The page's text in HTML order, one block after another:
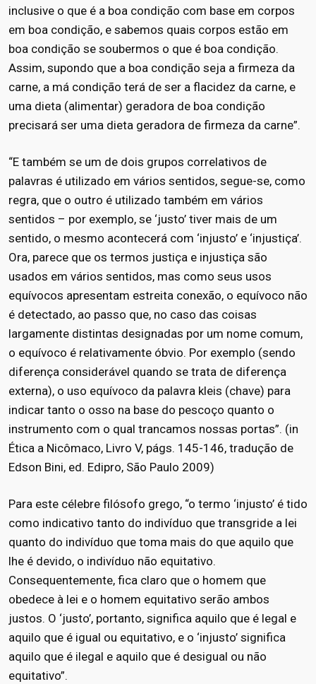
inclusive o que é a boa condição com base em corpos
em boa condição, e sabemos quais corpos estão em
boa condição se soubermos o que é boa condição.
Assim, supondo que a boa condição seja a firmeza da
carne, a má condição terá de ser a flacidez da carne, e
uma dieta (alimentar) geradora de boa condição
precisará ser uma dieta geradora de firmeza da carne”.
“E também se um de dois grupos correlativos de
palavras é utilizado em vários sentidos, segue-se, como
regra, que o outro é utilizado também em vários
sentidos – por exemplo, se ‘justo’ tiver mais de um
sentido, o mesmo acontecerá com ‘injusto’ e ‘injustiça’.
Ora, parece que os termos justiça e injustiça são
usados em vários sentidos, mas como seus usos
equívocos apresentam estreita conexão, o equívoco não
é detectado, ao passo que, no caso das coisas
largamente distintas designadas por um nome comum,
o equívoco é relativamente óbvio. Por exemplo (sendo
diferença considerável quando se trata de diferença
externa), o uso equívoco da palavra kleis (chave) para
indicar tanto o osso na base do pescoço quanto o
instrumento com o qual trancamos nossas portas”. (in
Ética a Nicômaco, Livro V, págs. 145-146, tradução de
Edson Bini, ed. Edipro, São Paulo 2009)
Para este célebre filósofo grego, “o termo ‘injusto’ é tido
como indicativo tanto do indivíduo que transgride a lei
quanto do indivíduo que toma mais do que aquilo que
lhe é devido, o indivíduo não equitativo.
Consequentemente, fica claro que o homem que
obedece à lei e o homem equitativo serão ambos
justos. O ‘justo’, portanto, significa aquilo que é legal e
aquilo que é igual ou equitativo, e o ‘injusto’ significa
aquilo que é ilegal e aquilo que é desigual ou não
equitativo”.